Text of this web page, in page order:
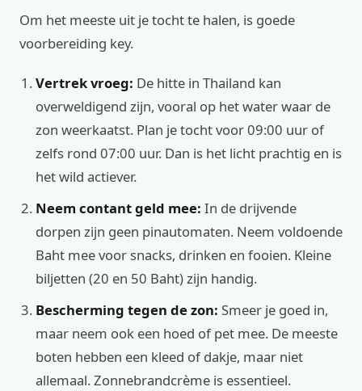
Om het meeste uit je tocht te halen, is goede
voorbereiding key.
Vertrek vroeg: De hitte in Thailand kan
overweldigend zijn, vooral op het water waar de
zon weerkaatst. Plan je tocht voor 09:00 uur of
zelfs rond 07:00 uur. Dan is het licht prachtig en is
het wild actiever.
Neem contant geld mee: In de drijvende
dorpen zijn geen pinautomaten. Neem voldoende
Baht mee voor snacks, drinken en fooien. Kleine
biljetten (20 en 50 Baht) zijn handig.
Bescherming tegen de zon: Smeer je goed in,
maar neem ook een hoed of pet mee. De meeste
boten hebben een kleed of dakje, maar niet
allemaal. Zonnebrandcrème is essentieel.